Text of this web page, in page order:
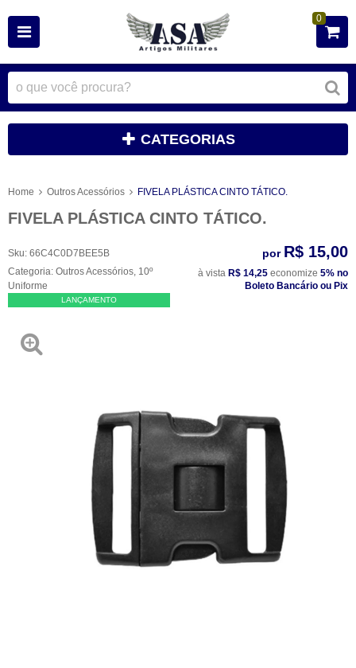
0
CATEGORIAS
Home Outros Acessórios FIVELA PLÁSTICA CINTO TÁTICO.
FIVELA PLÁSTICA CINTO TÁTICO.
Sku: 66C4C0D7BEE5B
Categoria: Outros Acessórios 10º
Uniforme
LANÇAMENTO
por R$ 15,00
à vista R$ 14,25 economize 5% no
Boleto Bancário ou Pix